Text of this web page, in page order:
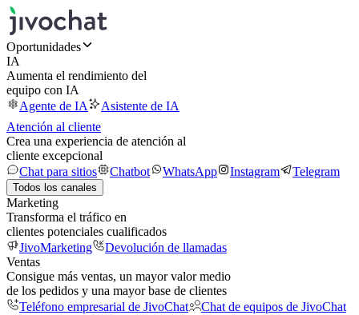
Oportunidades
IA
Aumenta el rendimiento del
equipo con IA
Agente de IA
Asistente de IA
Atención al cliente
Crea una experiencia de atención al
cliente excepcional
Chat para sitios
Chatbot WhatsApp Instagram Telegram
Todos los canales
Marketing
Transforma el tráfico en
clientes potenciales cualificados
JivoMarketing
Devolución de llamadas
Ventas
Consigue más ventas, un mayor valor medio
de los pedidos y una mayor base de clientes
Teléfono empresarial de JivoChat
Chat de equipos de JivoChat